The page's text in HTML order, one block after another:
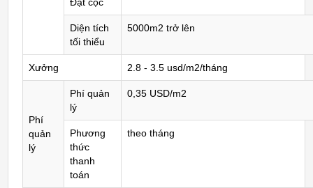
Diện tích
tối thiểu
5000m2 trở lên
Xưởng 2.8 - 3.5 usd/m2/tháng
Phí
quản
lý
Phí quản
lý
0,35 USD/m2
Phương
thức
thanh
toán
theo tháng